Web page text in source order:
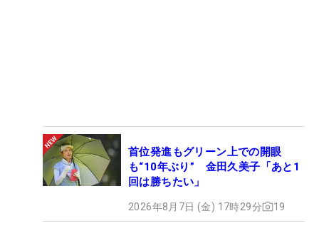
首位発進もグリーン上での開眼
も“10年ぶり” 金田久美子「あと1
回は勝ちたい」
2026年8月7日 (金) 17時29分 19